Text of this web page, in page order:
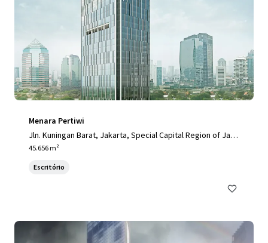
Menara Pertiwi
Jln. Kuningan Barat, Jakarta, Special Capital Region of Jaka
rta, 12710, ID
45.656 m²
Escritório